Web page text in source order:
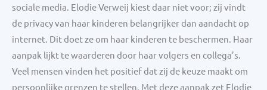
sociale media. Elodie Verweij kiest daar niet voor; zij vindt
de privacy van haar kinderen belangrijker dan aandacht op
internet. Dit doet ze om haar kinderen te beschermen. Haar
aanpak lijkt te waarderen door haar volgers en collega’s.
Veel mensen vinden het positief dat zij de keuze maakt om
persoonlijke grenzen te stellen. Met deze aanpak zet Elodie